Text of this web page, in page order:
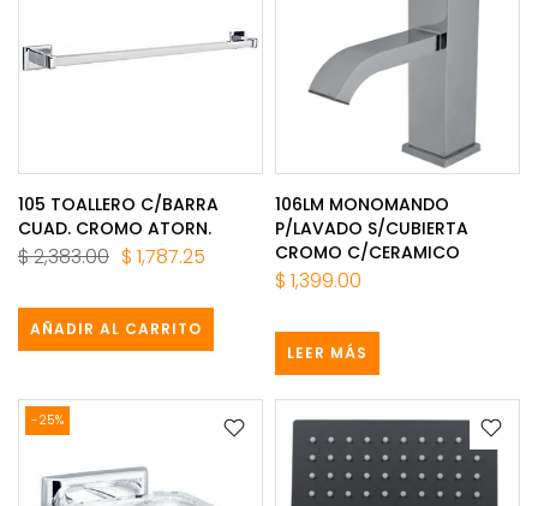
105 TOALLERO C/BARRA
CUAD. CROMO ATORN.
$ 2,383.00 $ 1,787.25
AÑADIR AL CARRITO
106LM MONOMANDO
P/LAVADO S/CUBIERTA
CROMO C/CERAMICO
$ 1,399.00
LEER MÁS
-25%